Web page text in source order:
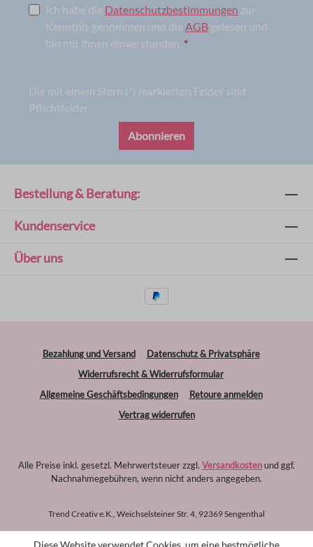
Ich habe die Datenschutzbestimmungen zur
Kenntnis genommen und die AGB gelesen und
bin mit ihnen einverstanden. *
Die mit einem Stern (*) markierten Felder sind
Pflichtfelder.
Abonnieren
Bestellung & Beratung:
Kundenservice
Über uns
Bezahlung und Versand
Datenschutz & Privatsphäre
Widerrufsrecht & Widerrufsformular
Allgemeine Geschäftsbedingungen
Retoure anmelden
Vertrag widerrufen
Alle Preise inkl. gesetzl. Mehrwertsteuer zzgl. Versandkostenund ggf.
Nachnahmegebühren, wenn nicht anders angegeben.
Trend Creativ e.K., Weichselsteiner Str. 4, 92369 Sengenthal
Diese Website verwendet Cookies, um eine bestmögliche